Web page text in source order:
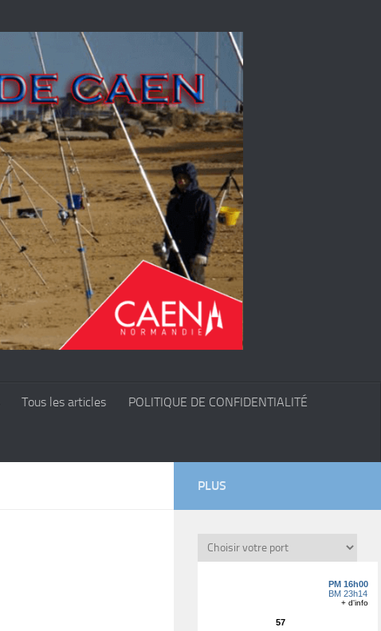
Tous les articles POLITIQUE DE CONFIDENTIALITÉ
PLUS